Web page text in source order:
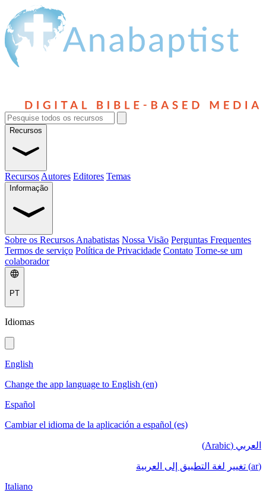
Recursos
Recursos Autores Editores Temas
Informação
Sobre os Recursos Anabatistas Nossa Visão Perguntas Frequentes
Termos de serviço Política de Privacidade Contato Torne-se um
colaborador
PT
Idiomas
English
Change the app language to English (en)
Español
Cambiar el idioma de la aplicación a español (es)
العربي (Arabic)
(ar) تغيير لغة التطبيق إلى العربية
Italiano